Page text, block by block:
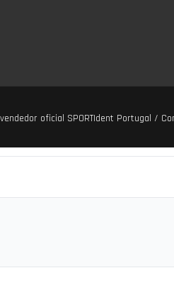
oficial SPORTIdent Portugal /